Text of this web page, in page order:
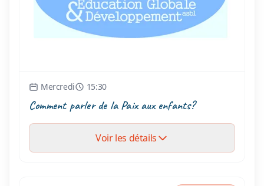
Mercredi 15:30
Comment parler de la Paix aux enfants?
Voir les détails